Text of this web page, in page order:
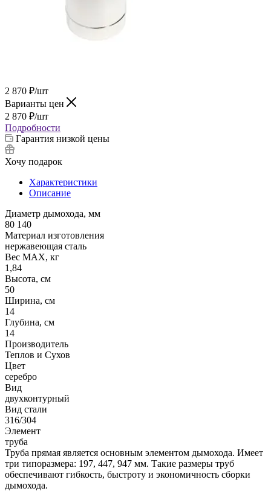
2 870 ₽/шт
Варианты цен
2 870 ₽/шт
Подробности
Гарантия низкой цены
Хочу подарок
Характеристики
Описание
Диаметр дымохода, мм
80 140
Материал изготовления
нержавеющая сталь
Вес МАХ, кг
1,84
Высота, см
50
Ширина, см
14
Глубина, см
14
Производитель
Теплов и Сухов
Цвет
серебро
Вид
двухконтурный
Вид стали
316/304
Элемент
труба
Труба прямая является основным элементом дымохода. Имеет
три типоразмера: 197, 447, 947 мм. Такие размеры труб
обеспечивают гибкость, быстроту и экономичность сборки
дымохода.